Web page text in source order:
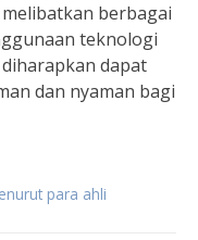
berbagai
teknologi
dapat
dan nyaman bagi
para ahli